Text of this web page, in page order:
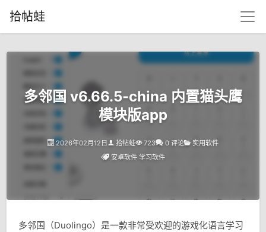
拾帖蛙
多邻国 v6.66.5-china 内置猫头鹰
模块版app
2026年02月12日 拾帖蛙 723 0 评论
实用软件
安卓软件 学习软件
多邻国（Duolingo）是一款非常受欢迎的游戏化语言学习